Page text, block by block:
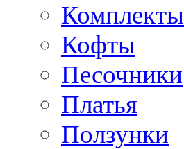
Комплекты
Кофты
Песочники
Платья
Ползунки